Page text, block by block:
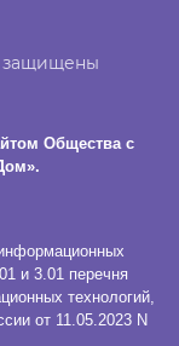
защищены
Общества с
и 3.01 перечня
технологий,
от 11.05.2023 N